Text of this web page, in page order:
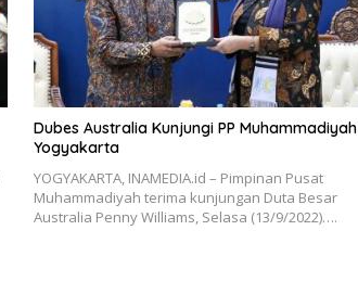
Dubes Australia Kunjungi PP Muhammadiyah
Yogyakarta
YOGYAKARTA, INAMEDIA.id – Pimpinan Pusat
Muhammadiyah terima kunjungan Duta Besar
Australia Penny Williams, Selasa (13/9/2022)….